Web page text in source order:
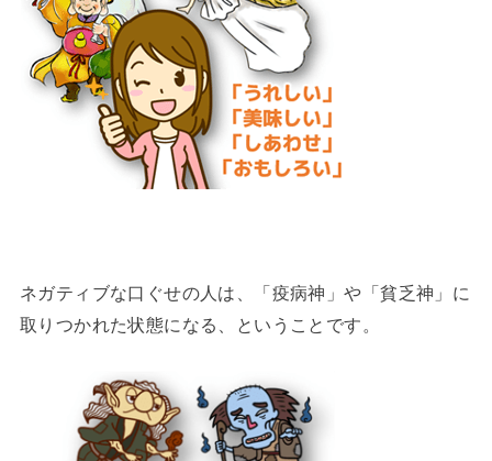
ネガティブな口ぐせの人は、「疫病神」や「貧乏神」に
取りつかれた状態になる、ということです。